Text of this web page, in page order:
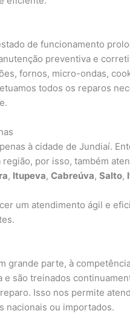
de funcionamento
preventiva e
fornos, micro-ondas,
todos os reparos
à cidade de Jundiaí.
por isso, também
, Itupeva, Cabreúva, Salto,
um atendimento ágil e
grande parte, à
são treinados
Isso nos permite
nacionais ou importados.